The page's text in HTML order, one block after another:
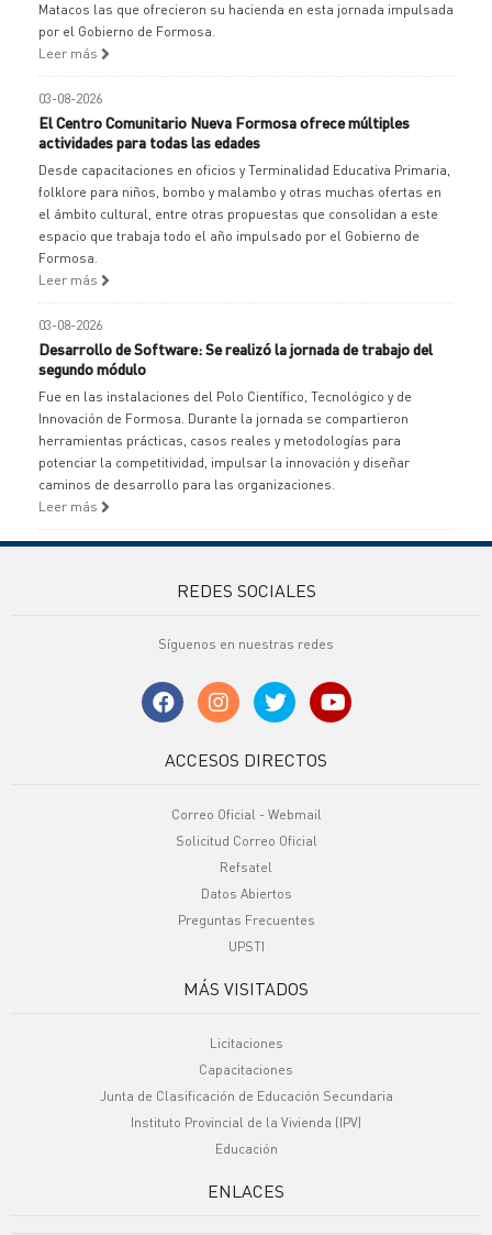
Matacos las que ofrecieron su hacienda en esta jornada impulsada
por el Gobierno de Formosa.
Leer más
03-08-2026
El Centro Comunitario Nueva Formosa ofrece múltiples
actividades para todas las edades
Desde capacitaciones en oficios y Terminalidad Educativa Primaria,
folklore para niños, bombo y malambo y otras muchas ofertas en
el ámbito cultural, entre otras propuestas que consolidan a este
espacio que trabaja todo el año impulsado por el Gobierno de
Formosa.
Leer más
03-08-2026
Desarrollo de Software: Se realizó la jornada de trabajo del
segundo módulo
Fue en las instalaciones del Polo Científico, Tecnológico y de
Innovación de Formosa. Durante la jornada se compartieron
herramientas prácticas, casos reales y metodologías para
potenciar la competitividad, impulsar la innovación y diseñar
caminos de desarrollo para las organizaciones.
Leer más
REDES SOCIALES
Síguenos en nuestras redes
ACCESOS DIRECTOS
Correo Oficial - Webmail
Solicitud Correo Oficial
Refsatel
Datos Abiertos
Preguntas Frecuentes
UPSTI
MÁS VISITADOS
Licitaciones
Capacitaciones
Junta de Clasificación de Educación Secundaria
Instituto Provincial de la Vivienda (IPV)
Educación
ENLACES